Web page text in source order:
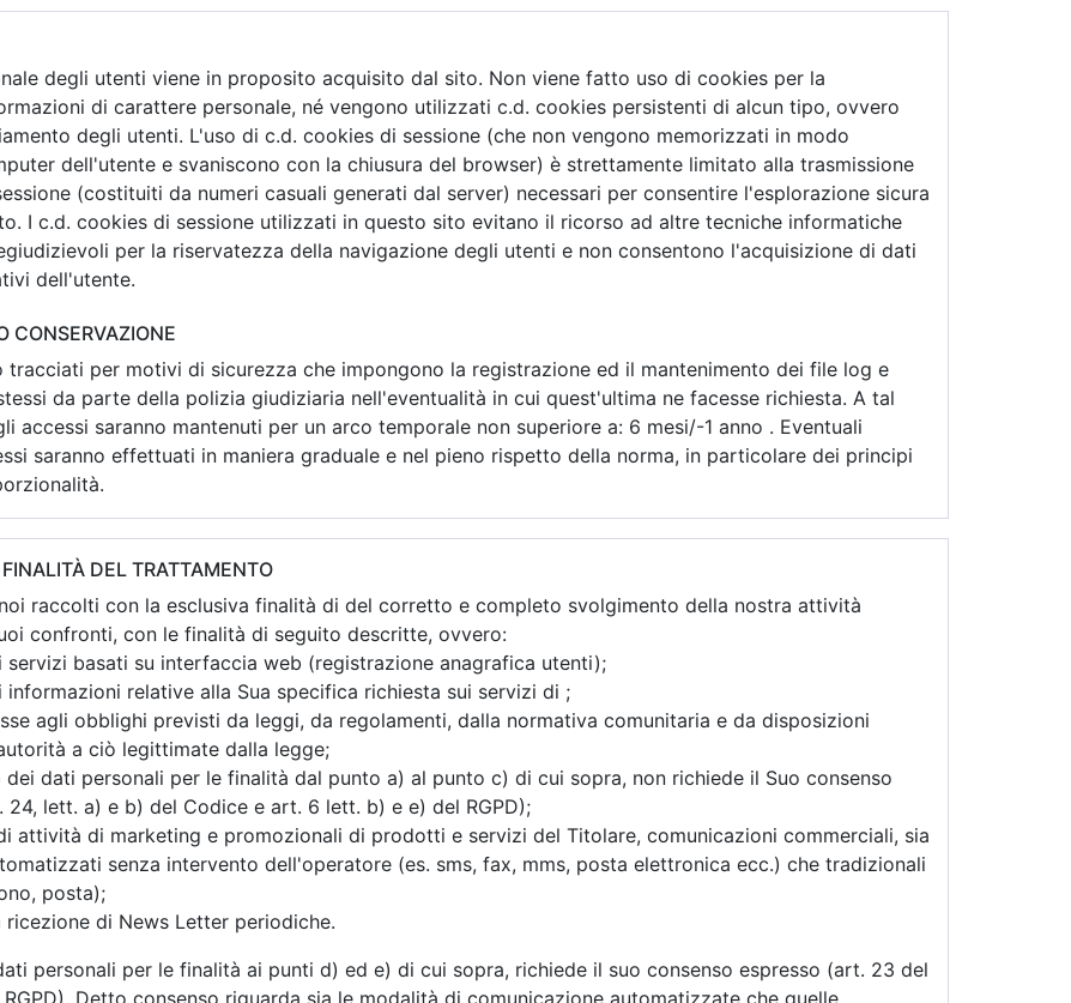
degli utenti viene in proposito acquisito dal sito. Non viene fatto uso di cookies per la
di carattere personale, né vengono utilizzati c.d. cookies persistenti di alcun tipo, ovvero
degli utenti. L'uso di c.d. cookies di sessione (che non vengono memorizzati in modo
dell'utente e svaniscono con la chiusura del browser) è strettamente limitato alla trasmissione
(costituiti da numeri casuali generati dal server) necessari per consentire l'esplorazione sicura
I c.d. cookies di sessione utilizzati in questo sito evitano il ricorso ad altre tecniche informatiche
per la riservatezza della navigazione degli utenti e non consentono l'acquisizione di dati
dell'utente.
CONSERVAZIONE
tracciati per motivi di sicurezza che impongono la registrazione ed il mantenimento dei file log e
da parte della polizia giudiziaria nell'eventualità in cui quest'ultima ne facesse richiesta. A tal
accessi saranno mantenuti per un arco temporale non superiore a: 6 mesi/-1 anno . Eventuali
saranno effettuati in maniera graduale e nel pieno rispetto della norma, in particolare dei principi
DEL TRATTAMENTO
raccolti con la esclusiva finalità di del corretto e completo svolgimento della nostra attività
confronti, con le finalità di seguito descritte, ovvero:
servizi basati su interfaccia web (registrazione anagrafica utenti);
informazioni relative alla Sua specifica richiesta sui servizi di ;
agli obblighi previsti da leggi, da regolamenti, dalla normativa comunitaria e da disposizioni
a ciò legittimate dalla legge;
dati personali per le finalità dal punto a) al punto c) di cui sopra, non richiede il Suo consenso
24, lett. a) e b) del Codice e art. 6 lett. b) e e) del RGPD);
attività di marketing e promozionali di prodotti e servizi del Titolare, comunicazioni commerciali, sia
senza intervento dell'operatore (es. sms, fax, mms, posta elettronica ecc.) che tradizionali
posta);
ricezione di News Letter periodiche.
personali per le finalità ai punti d) ed e) di cui sopra, richiede il suo consenso espresso (art. 23 del
Detto consenso riguarda sia le modalità di comunicazione automatizzate che quelle